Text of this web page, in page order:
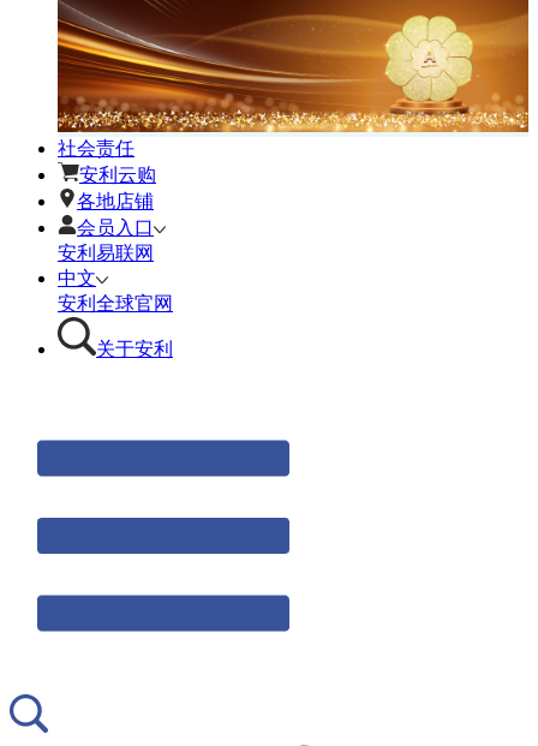
社会责任
安利云购
各地店铺
会员入口
安利易联网
中文
安利全球官网
关于安利